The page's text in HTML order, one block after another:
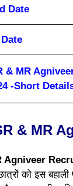
Date
& MR
-Short
& MR
Agniveer
को इस बहाली